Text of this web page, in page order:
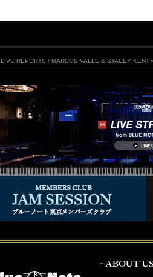
LIVE REPORTS / MARCOS VALLE & STACEY KENT